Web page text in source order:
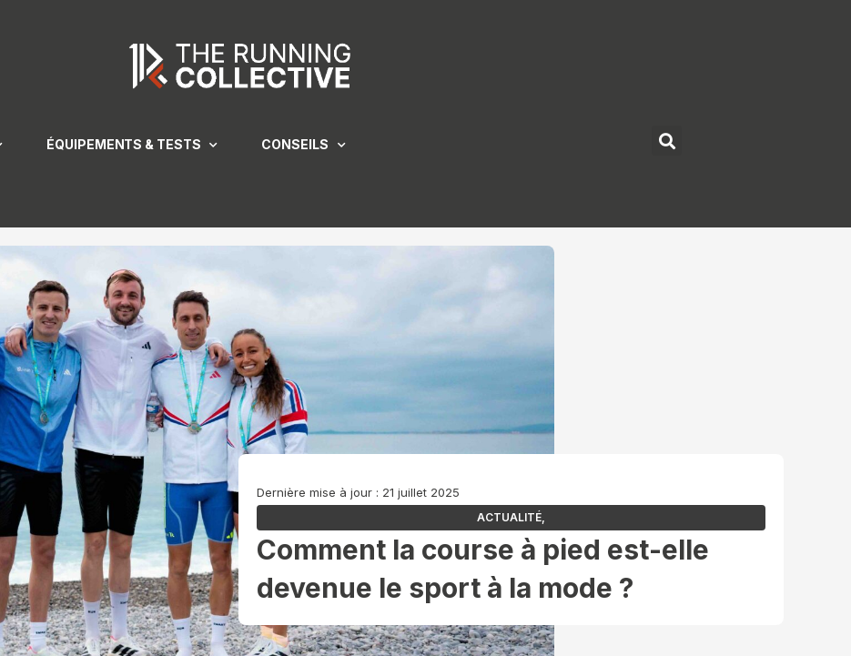
ÉQUIPEMENTS & TESTS CONSEILS
Dernière mise à jour : 21 juillet 2025
ACTUALITÉ,
Comment la course à pied est-elle
devenue le sport à la mode ?